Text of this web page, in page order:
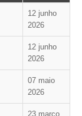
12 junho
2026
12 junho
2026
07 maio
2026
23 março